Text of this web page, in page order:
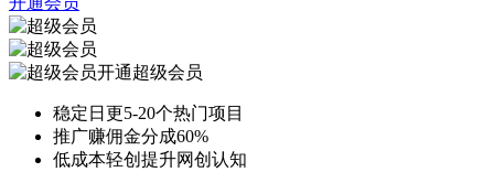
开通超级会员
稳定日更5-20个热门项目
推广赚佣金分成60%
低成本轻创提升网创认知